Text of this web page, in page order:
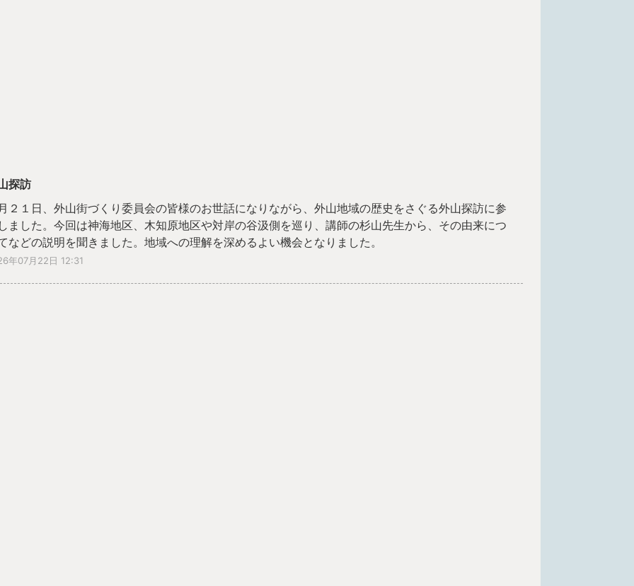
探訪
２１日、外山街づくり委員会の皆様のお世話になりながら、外山地域の歴史をさぐる外山探訪に参
ました。今回は神海地区、木知原地区や対岸の谷汲側を巡り、講師の杉山先生から、その由来につ
などの説明を聞きました。地域への理解を深めるよい機会となりました。
年07月22日 12:31